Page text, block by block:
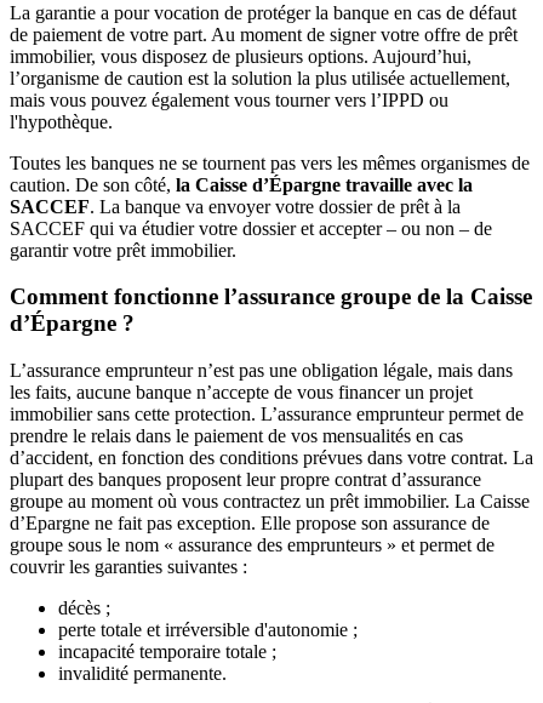
La garantie a pour vocation de protéger la banque en cas de défaut
de paiement de votre part. Au moment de signer votre offre de prêt
immobilier, vous disposez de plusieurs options. Aujourd’hui,
l’organisme de caution est la solution la plus utilisée actuellement,
mais vous pouvez également vous tourner vers l’IPPD ou
l'hypothèque.
Toutes les banques ne se tournent pas vers les mêmes organismes de
caution. De son côté, la Caisse d’Épargne travaille avec la
SACCEF. La banque va envoyer votre dossier de prêt à la
SACCEF qui va étudier votre dossier et accepter – ou non – de
garantir votre prêt immobilier.
Comment fonctionne l’assurance groupe de la Caisse
d’Épargne ?
L’assurance emprunteur n’est pas une obligation légale, mais dans
les faits, aucune banque n’accepte de vous financer un projet
immobilier sans cette protection. L’assurance emprunteur permet de
prendre le relais dans le paiement de vos mensualités en cas
d’accident, en fonction des conditions prévues dans votre contrat. La
plupart des banques proposent leur propre contrat d’assurance
groupe au moment où vous contractez un prêt immobilier. La Caisse
d’Epargne ne fait pas exception. Elle propose son assurance de
groupe sous le nom « assurance des emprunteurs » et permet de
couvrir les garanties suivantes :
décès ;
perte totale et irréversible d'autonomie ;
incapacité temporaire totale ;
invalidité permanente.